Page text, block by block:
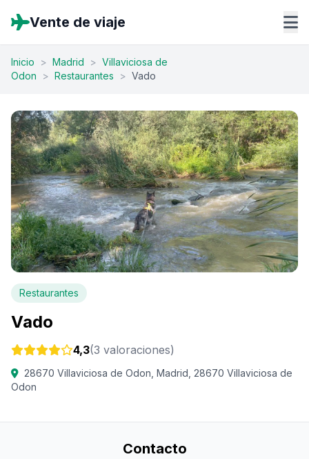
Vente de viaje
Inicio > Madrid > Villaviciosa de
Odon
> Restaurantes > Vado
Restaurantes
Vado
4,3(3 valoraciones)
28670 Villaviciosa de Odon, Madrid, 28670 Villaviciosa de
Odon
Contacto